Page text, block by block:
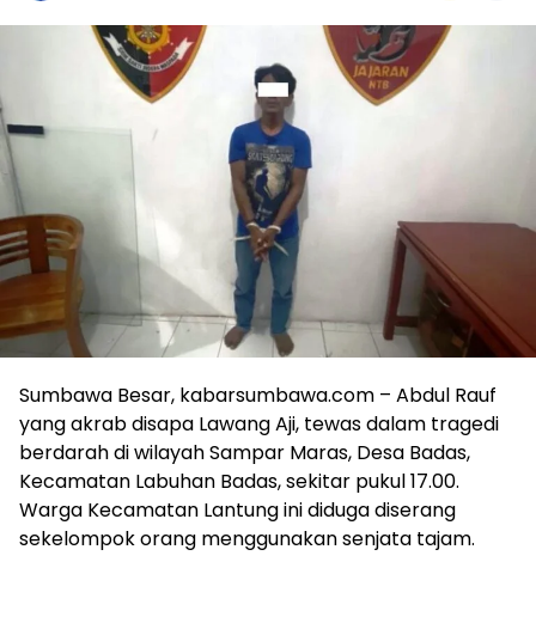
Sumbawa Besar, kabarsumbawa.com – Abdul Rauf
yang akrab disapa Lawang Aji, tewas dalam tragedi
berdarah di wilayah Sampar Maras, Desa Badas,
Kecamatan Labuhan Badas, sekitar pukul 17.00.
Warga Kecamatan Lantung ini diduga diserang
sekelompok orang menggunakan senjata tajam.